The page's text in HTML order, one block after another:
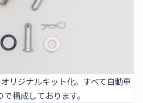
ジナルキット化。すべて自動車
構成しております。